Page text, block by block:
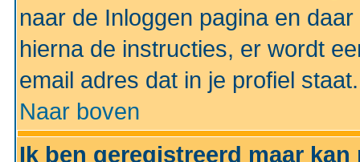
naar de Inloggen pagina en
hierna de instructies, er wordt
email adres dat in je profiel staat.
Naar boven
Ik ben geregistreerd maar